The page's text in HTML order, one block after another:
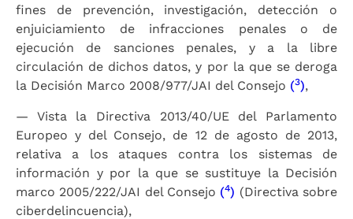
fines de prevención, investigación, detección o
enjuiciamiento de infracciones penales o de
ejecución de sanciones penales, y a la libre
circulación de dichos datos, y por la que se deroga
la Decisión Marco 2008/977/JAI del Consejo (3),
— Vista la Directiva 2013/40/UE del Parlamento
Europeo y del Consejo, de 12 de agosto de 2013,
relativa a los ataques contra los sistemas de
información y por la que se sustituye la Decisión
marco 2005/222/JAI del Consejo (4) (Directiva sobre
ciberdelincuencia),